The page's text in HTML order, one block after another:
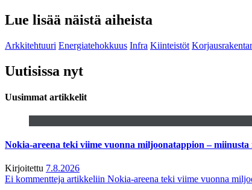
Lue lisää näistä aiheista
Arkkitehtuuri Energiatehokkuus Infra Kiinteistöt
Uutisissa nyt
Uusimmat artikkelit
Nokia-areena teki viime vuonna miljoonatappion – miinusta
Kirjoitettu 7.8.2026
Ei kommentteja artikkeliin Nokia-areena teki viime vuonna